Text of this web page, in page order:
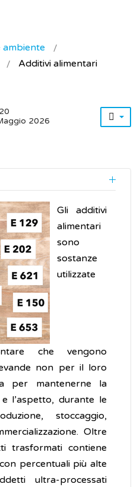
ambiente
Additivi alimentari
2026
Gli additivi
alimentari
sono
sostanze
utilizzate
che vengono
non per il loro
per mantenerne la
l’aspetto, durante le
stoccaggio,
Oltre
trasformati contiene
percentuali più alte
ultra-processati